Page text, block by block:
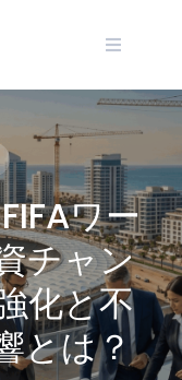
ワー
チャン
化と不
とは？